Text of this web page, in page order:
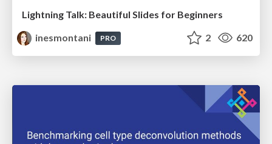
Lightning Talk: Beautiful Slides for Beginners
inesmontani
PRO 2 620